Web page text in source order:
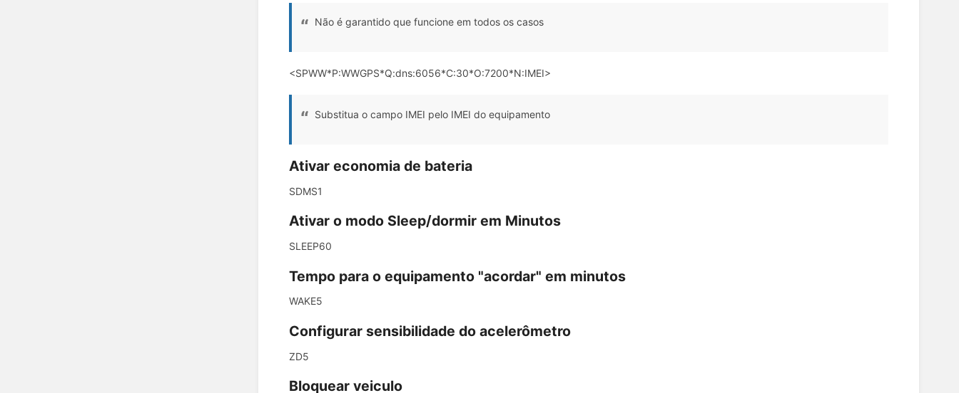
Não é garantido que funcione em todos os casos
<SPWW*P:WWGPS*Q:dns:6056*C:30*O:7200*N:IMEI>
Substitua o campo IMEI pelo IMEI do equipamento
Ativar economia de bateria
SDMS1
Ativar o modo Sleep/dormir em Minutos
SLEEP60
Tempo para o equipamento "acordar" em minutos
WAKE5
Configurar sensibilidade do acelerômetro
ZD5
Bloquear veiculo